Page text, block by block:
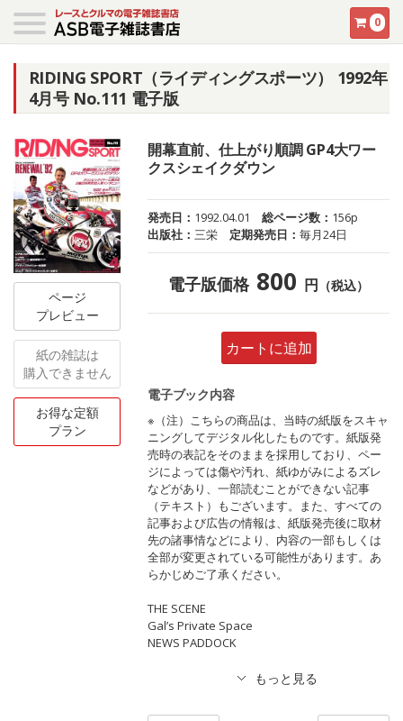
0
RIDING SPORT（ライディングスポーツ） 1992年
4月号 No.111 電子版
ページ
プレビュー
紙の雑誌は
購入できません
お得な定額
プラン
開幕直前、仕上がり順調 GP4大ワー
クスシェイクダウン
発売日： 1992.04.01 総ページ数： 156p
出版社：三栄 定期発売日：毎月24日
電子版価格 800 円 （税込）
カートに追加
電子ブック内容
※（注）こちらの商品は、当時の紙版をスキャ
ニングしてデジタル化したものです。紙版発
売時の表記をそのままを採用しており、ペー
ジによっては傷や汚れ、紙ゆがみによるズレ
などがあり、一部読むことができない記事
（テキスト）もございます。また、すべての
記事および広告の情報は、紙版発売後に取材
先の諸事情などにより、内容の一部もしくは
全部が変更されている可能性があります。あ
らかじめご了承ください。
THE SCENE
Gal’s Private Space
NEWS PADDOCK